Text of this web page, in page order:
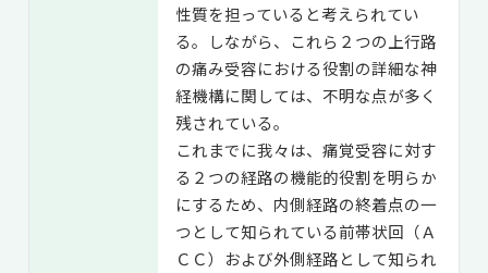
性質を担っていると考えられてい
る。しながら、これら２つの上行路
の痛み受容における役割の詳細な神
経機構に関しては、不明な点が多く
残されている。
これまでに我々は、痛覚受容に対す
る２つの経路の機能的役割を明らか
にするため、内側経路の終着点の一
つとして知られている前帯状回（Ａ
ＣＣ）および外側経路として知られ